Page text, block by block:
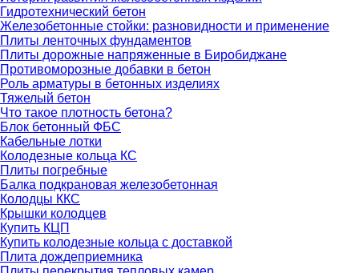
Гидротехнический бетон
Железобетонные стойки: разновидности и применение
Плиты ленточных фундаментов
Плиты дорожные напряженные в Биробиджане
Противоморозные добавки в бетон
Роль арматуры в бетонных изделиях
Тяжелый бетон
Что такое плотность бетона?
Блок бетонный ФБС
Кабельные лотки
Колодезные кольца КС
Плиты погребные
Балка подкрановая железобетонная
Колодцы ККС
Крышки колодцев
Купить КЦП
Купить колодезные кольца с доставкой
Плита дождеприемника